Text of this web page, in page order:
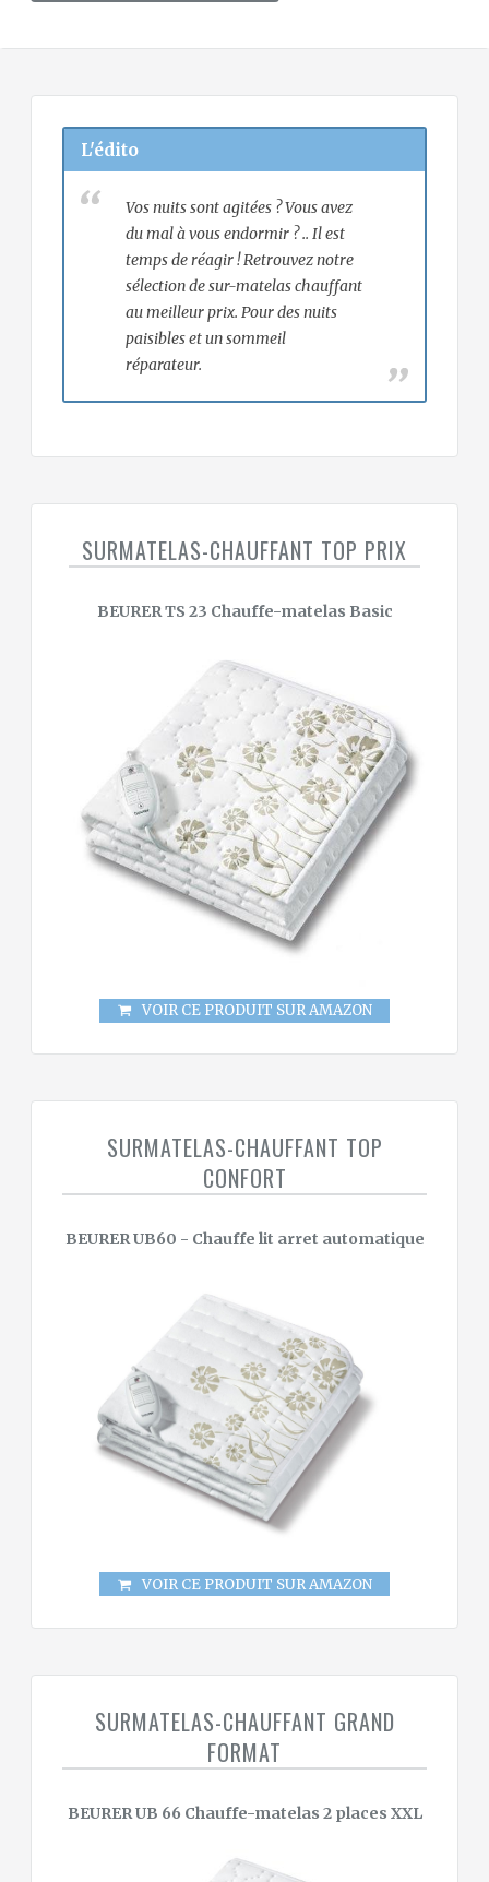
L'édito
Vos nuits sont agitées ? Vous avez
du mal à vous endormir ? .. Il est
temps de réagir ! Retrouvez notre
sélection de sur-matelas chauffant
au meilleur prix. Pour des nuits
paisibles et un sommeil
réparateur.
SURMATELAS-CHAUFFANT TOP PRIX
BEURER TS 23 Chauffe-matelas Basic
VOIR CE PRODUIT SUR AMAZON
SURMATELAS-CHAUFFANT TOP
CONFORT
BEURER UB60 - Chauffe lit arret automatique
VOIR CE PRODUIT SUR AMAZON
SURMATELAS-CHAUFFANT GRAND
FORMAT
BEURER UB 66 Chauffe-matelas 2 places XXL